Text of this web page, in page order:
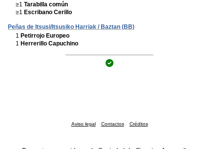
≥1 Tarabilla común
≥1 Escribano Cerillo
Peñas de Itsusi/Itsusiko Harriak / Baztan (BB)
1 Petirrojo Europeo
1 Herrerillo Capuchino
Aviso legal Contactos Créditos